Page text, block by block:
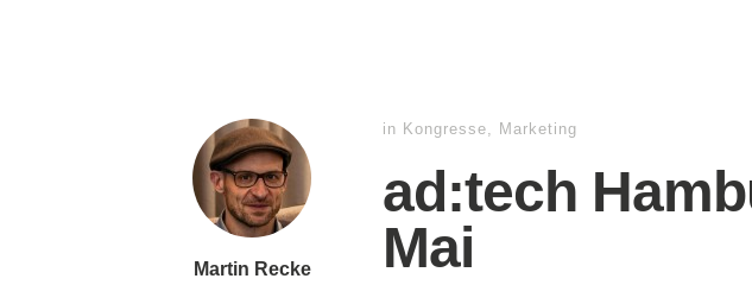
Martin Recke
in Kongresse, Marketing
ad:tech
Mai